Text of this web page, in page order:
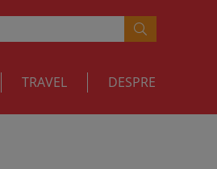
TRAVEL DESPRE